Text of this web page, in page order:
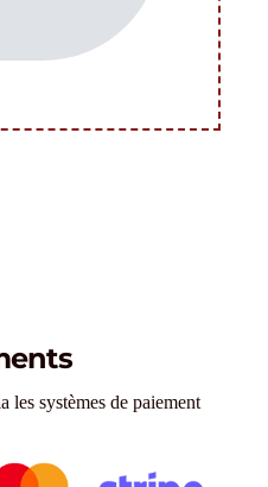
les systèmes de paiement